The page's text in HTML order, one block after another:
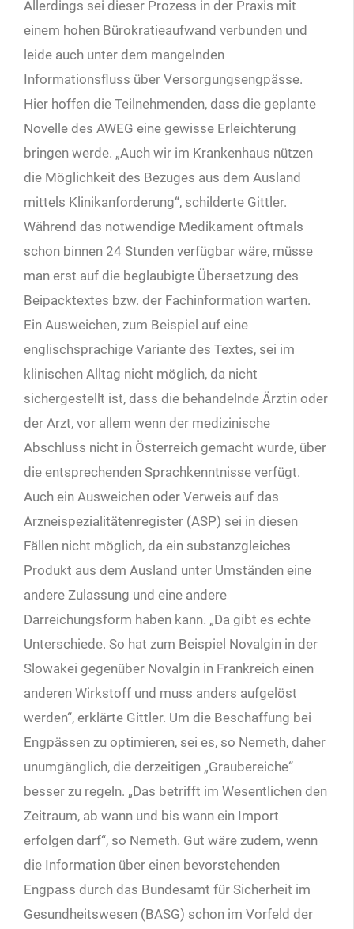
Allerdings sei dieser Prozess in der Praxis mit
einem hohen Bürokratieaufwand verbunden und
leide auch unter dem mangelnden
Informationsfluss über Versorgungsengpässe.
Hier hoffen die Teilnehmenden, dass die geplante
Novelle des AWEG eine gewisse Erleichterung
bringen werde. „Auch wir im Krankenhaus nützen
die Möglichkeit des Bezuges aus dem Ausland
mittels Klinikanforderung“, schilderte Gittler.
Während das notwendige Medikament oftmals
schon binnen 24 Stunden verfügbar wäre, müsse
man erst auf die beglaubigte Übersetzung des
Beipacktextes bzw. der Fachinformation warten.
Ein Ausweichen, zum Beispiel auf eine
englischsprachige Variante des Textes, sei im
klinischen Alltag nicht möglich, da nicht
sichergestellt ist, dass die behandelnde Ärztin oder
der Arzt, vor allem wenn der medizinische
Abschluss nicht in Österreich gemacht wurde, über
die entsprechenden Sprachkenntnisse verfügt.
Auch ein Ausweichen oder Verweis auf das
Arzneispezialitätenregister (ASP) sei in diesen
Fällen nicht möglich, da ein substanzgleiches
Produkt aus dem Ausland unter Umständen eine
andere Zulassung und eine andere
Darreichungsform haben kann. „Da gibt es echte
Unterschiede. So hat zum Beispiel Novalgin in der
Slowakei gegenüber Novalgin in Frankreich einen
anderen Wirkstoff und muss anders aufgelöst
werden“, erklärte Gittler. Um die Beschaffung bei
Engpässen zu optimieren, sei es, so Nemeth, daher
unumgänglich, die derzeitigen „Graubereiche“
besser zu regeln. „Das betrifft im Wesentlichen den
Zeitraum, ab wann und bis wann ein Import
erfolgen darf“, so Nemeth. Gut wäre zudem, wenn
die Information über einen bevorstehenden
Engpass durch das Bundesamt für Sicherheit im
Gesundheitswesen (BASG) schon im Vorfeld der